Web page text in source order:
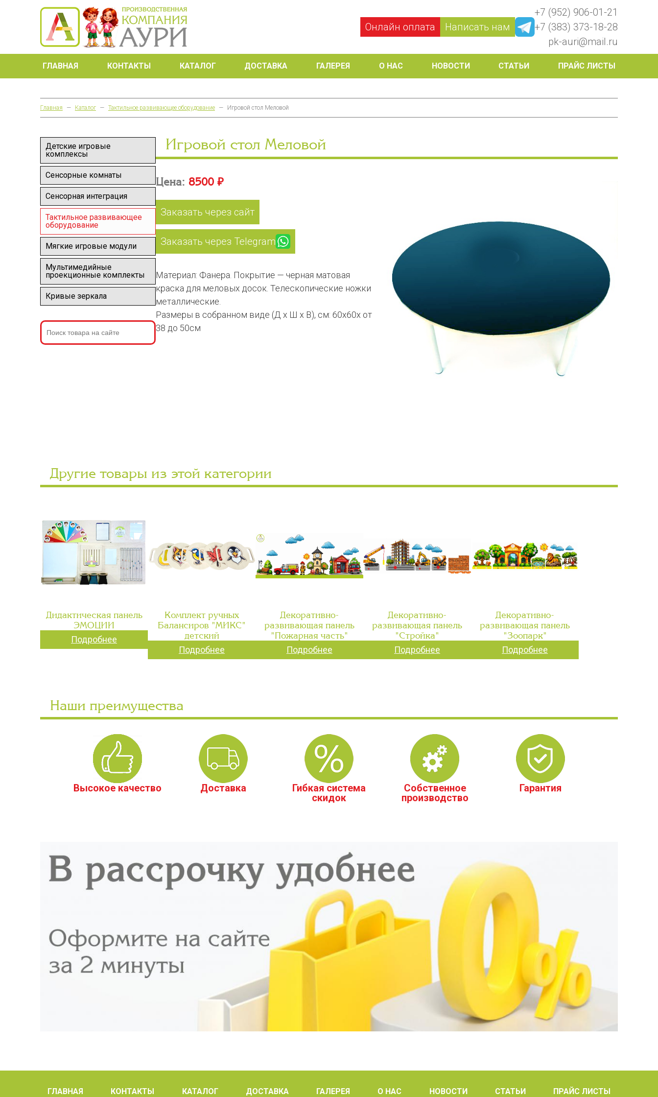
Онлайн оплата Написать нам
+7 (952) 906-01-21
+7 (383) 373-18-28
pk-auri@mail.ru
ГЛАВНАЯ КОНТАКТЫ КАТАЛОГ ДОСТАВКА ГАЛЕРЕЯ О НАС НОВОСТИ СТАТЬИ ПРАЙС ЛИСТЫ
Главная — Каталог — Тактильное развивающее оборудование — Игровой стол Меловой
Детские игровые
комплексы
Сенсорные комнаты
Сенсорная интеграция
Тактильное развивающее
оборудование
Мягкие игровые модули
Мультимедийные
проекционные комплекты
Кривые зеркала
Игровой стол Меловой
Цена: 8500 ₽
Заказать через сайт
Заказать через Telegram
Материал: Фанера. Покрытие — черная матовая
краска для меловых досок. Телескопические ножки
металлические.
Размеры в собранном виде (Д х Ш х В), см: 60х60х от
38 до 50см
Другие товары из этой категории
Дидактическая панель
ЭМОЦИИ
Подробнее
Комплект ручных
Балансиров "МИКС"
детский
Подробнее
Декоративно-
развивающая панель
"Пожарная часть"
Подробнее
Декоративно-
развивающая панель
"Стройка"
Подробнее
Декоративно-
развивающая панель
"Зоопарк"
Подробнее
Наши преимущества
Высокое качество Доставка
Гибкая система
скидок
Собственное
производство
Гарантия
ГЛАВНАЯ КОНТАКТЫ КАТАЛОГ ДОСТАВКА ГАЛЕРЕЯ О НАС НОВОСТИ СТАТЬИ ПРАЙС ЛИСТЫ